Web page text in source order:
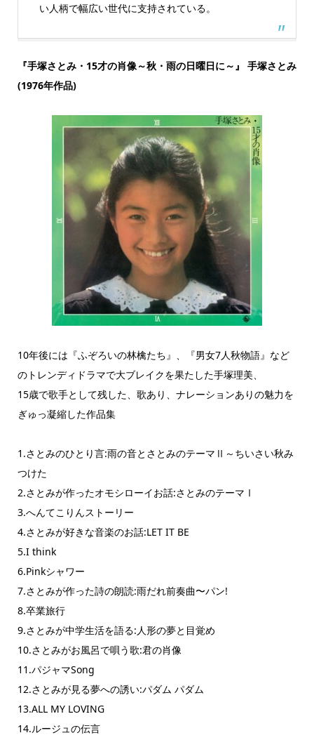
い人柄で幅広い世代に支持されている。
『手塚さとみ・15才の肖像～秋・雨の日曜日に～』 手塚さとみ
(1976年作品)
10年後には『ふぞろいの林檎たち』、『男女7人秋物語』など
のトレンディドラマで大ブレイクを果たした手塚理美、
15歳で歌手として残した、歌あり、ナレーションありの魅力を
ぎゅっ凝縮した作品集
1.さとみのひとり言:雨の音とさとみのテーマⅡ～ちいさい秋み
つけた
2.さとみが作ったオモシローイお話:さとみのテーマⅠ
3.へんてこりんストーリー
4.さとみが好きな音楽のお話:LET IT BE
5.I think
6.Pinkシャワー
7.さとみが作った詩の朗読:雨だれ前奏曲〜パン!
8.卒業旅行
9.さとみが中学生活を語る:人形の夢と目覚め
10.さとみがお風呂で唄う歌:君の肖像
11.パジャマSong
12.さとみが見る夢への誘い:パダム パダム
13.ALL MY LOVING
14.ルージュの伝言